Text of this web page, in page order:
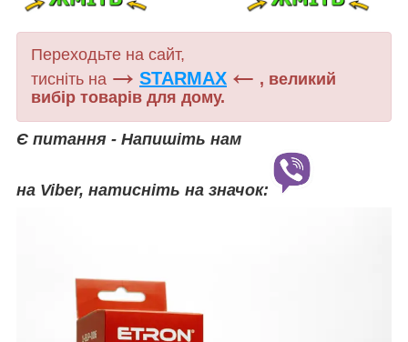
Переходьте на сайт,
тисніть на→STARMAX ← , великий
вибір товарів для дому.
Є питання - Напишіть нам
на Viber, натисніть на значок: